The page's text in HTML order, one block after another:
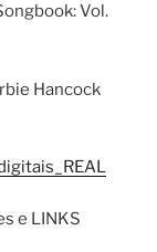
Vol.
Hancock
e LINKS